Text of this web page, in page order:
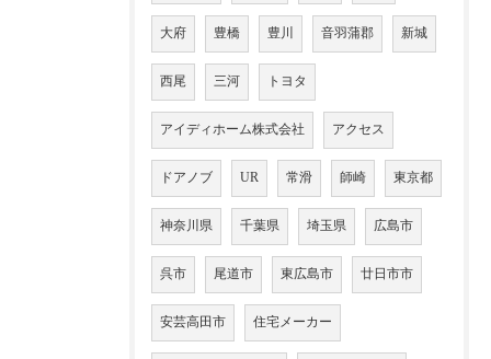
大府 豊橋 豊川 音羽蒲郡 新城
西尾 三河 トヨタ
アイディホーム株式会社 アクセス
ドアノブ UR 常滑 師崎 東京都
神奈川県 千葉県 埼玉県 広島市
呉市 尾道市 東広島市 廿日市市
安芸高田市 住宅メーカー